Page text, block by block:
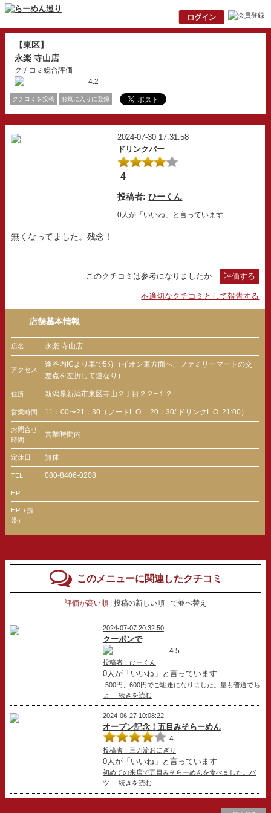
【東区】
永楽 寺山店
クチコミ総合評価
4.2
クチコミを投稿 お気に入りに登録
2024-07-30 17:31:58
ドリンクバー
4
投稿者:ひーくん
0人が「いいね」と言っています
無くなってました。残念！
このクチコミは参考になりましたか 評価する
不適切なクチコミとして報告する
店舗基本情報
店名 永楽 寺山店
アクセス
逢谷内ICより車で5分（イオン東方面へ、ファミリーマートの交
差点を左折して道なり）
住所 新潟県新潟市東区寺山２丁目２２−１２
営業時間 11：00〜21：30（フードL.O. 20：30/ ドリンクL.O. 21:00）
お問合せ
時間
営業時間内
定休日 無休
TEL 080-8406-0208
HP
HP（携
帯）
このメニューに関連したクチコミ
評価が高い順 投稿の新しい順 で並べ替え
2024-07-07 20:32:50
クーポンで
4.5
投稿者：ひーくん
0人が「いいね」と言っています
-500円、600円でご馳走になりました。量も普通でち
ょ ...続きを読む
2024-06-27 10:08:22
オープン記念！五目みそらーめん
4
投稿者：三刀流おにぎり
0人が「いいね」と言っています
初めての来店で五目みそらーめんを食べました。バ
ツ ...続きを読む